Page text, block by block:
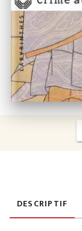
DESCRIPTIF